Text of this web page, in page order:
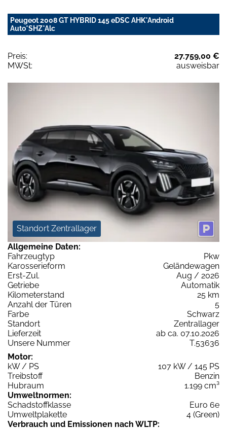
Peugeot 2008 GT HYBRID 145 eDSC AHK*Android
Auto*SHZ*Alc
Preis:
27.759,00 €
MWSt:
ausweisbar
Standort Zentrallager
Allgemeine Daten:
Fahrzeugtyp
Pkw
Karosserieform
Geländewagen
Erst-Zul.
Aug / 2026
Getriebe
Automatik
Kilometerstand
25 km
Anzahl der Türen
5
Farbe
Schwarz
Standort
Zentrallager
Lieferzeit
ab ca. 07.10.2026
Unsere Nummer
T.53636
Motor:
kW / PS
107 kW / 145 PS
Treibstoff
Benzin
Hubraum
1.199 cm³
Umweltnormen:
Schadstoffklasse
Euro 6e
Umweltplakette
4 (Green)
Verbrauch und Emissionen nach WLTP: